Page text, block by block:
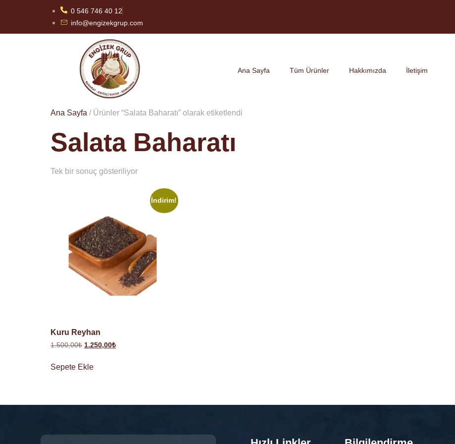
0 546 746 40 12
info@engizekgrup.com
Ana Sayfa Tüm Ürünler Hakkımızda İletişim
Ana Sayfa / Ürünler “Salata Baharatı” olarak etiketlendi
Salata Baharatı
Tek bir sonuç gösteriliyor
İndirim!
Kuru Reyhan
1.500,00₺ 1.250,00₺
Sepete Ekle